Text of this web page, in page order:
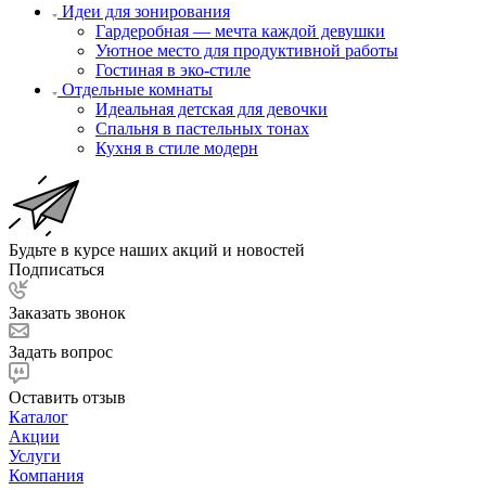
Идеи для зонирования
Гардеробная — мечта каждой девушки
Уютное место для продуктивной работы
Гостиная в эко-стиле
Отдельные комнаты
Идеальная детская для девочки
Спальня в пастельных тонах
Кухня в стиле модерн
Будьте в курсе наших акций и новостей
Подписаться
Заказать звонок
Задать вопрос
Оставить отзыв
Каталог
Акции
Услуги
Компания